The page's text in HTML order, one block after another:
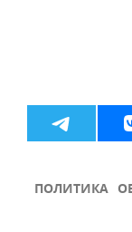
ПОЛИТИКА